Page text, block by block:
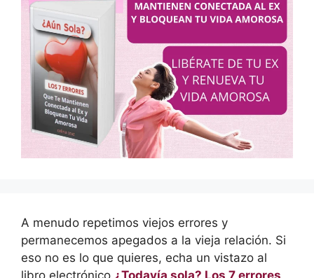
A menudo repetimos viejos errores y
permanecemos apegados a la vieja relación. Si
eso no es lo que quieres, echa un vistazo al